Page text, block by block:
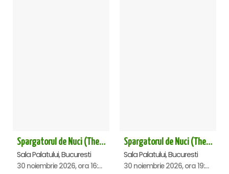
Spargatorul de Nuci (The Nutcracker) -UKRAINIAN CLASSICAL BALLET (ora 16.00) - Bucuresti
Sala Palatului, Bucuresti
30 noiembrie 2026, ora 16:00
Spargatorul de Nuci (The Nutcracker) -UKRAINIAN CLASSICAL BALLET (ora 19.30) - Bucuresti
Sala Palatului, Bucuresti
30 noiembrie 2026, ora 19:30